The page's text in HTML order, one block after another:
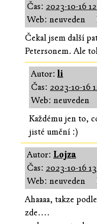
Čas: 2023-10-16
Web: neuveden
Čekal jsem další
Petersonem. Ale
Autor:li
Čas: 2023-10-16
Web: neuveden
Každému jen to,
jisté umění :)
Autor: Lojza
Čas: 2023-10-16
Web: neuveden
Ahaaaa, takze
zde....